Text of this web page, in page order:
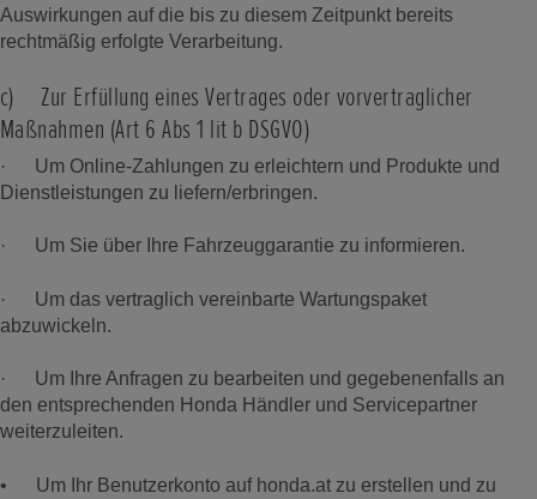
Auswirkungen auf die bis zu diesem Zeitpunkt bereits
rechtmäßig erfolgte Verarbeitung.
c) Zur Erfüllung eines Vertrages oder vorvertraglicher
Maßnahmen (Art 6 Abs 1 lit b DSGVO)
· Um Online-Zahlungen zu erleichtern und Produkte und
Dienstleistungen zu liefern/erbringen.
· Um Sie über Ihre Fahrzeuggarantie zu informieren.
· Um das vertraglich vereinbarte Wartungspaket
abzuwickeln.
· Um Ihre Anfragen zu bearbeiten und gegebenenfalls an
den entsprechenden Honda Händler und Servicepartner
weiterzuleiten.
• Um Ihr Benutzerkonto auf honda.at zu erstellen und zu